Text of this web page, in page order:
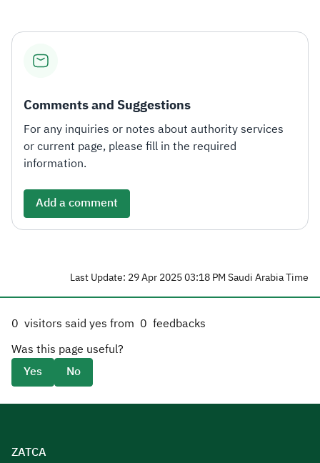
Comments and Suggestions
For any inquiries or notes about authority services
or current page, please fill in the required
information.
Add a comment
Last Update: 29 Apr 2025 03:18 PM Saudi Arabia Time
0 visitors said yes from 0 feedbacks
Was this page useful?
Yes
No
ZATCA